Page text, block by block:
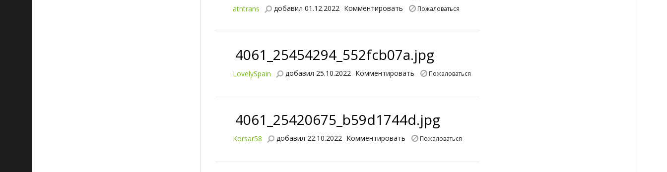
atntrans добавил 01.12.2022 Комментировать Пожаловаться
4061_25454294_552fcb07a.jpg
LovelySpain добавил 25.10.2022 Комментировать Пожаловаться
4061_25420675_b59d1744d.jpg
Korsar58 добавил 22.10.2022 Комментировать Пожаловаться